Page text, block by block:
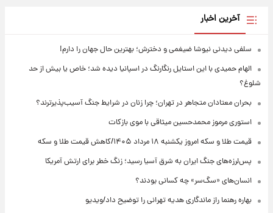
آخرین اخبار
سلفی دیدنی نیوشا ضیغمی و دخترش؛ بهترین حال جهان را دارم!
الهام حمیدی با این استایل رنگارنگ در اسپانیا دیده شد؛ خاص یا بیش از حد
شلوغ؟
بحران معتادان متجاهر در تهران؛ چرا زنان در شرایط جنگ آسیب‌پذیرترند؟
استوری مرموز محمدحسین میثاقی با موی بازکات
قیمت طلا و سکه امروز یکشنبه ۱۸ مرداد ۱۴۰۵/کاهش قیمت طلا و سکه
پس‌لرزه‌های جنگ ایران به شرق آسیا رسید؛ زنگ خطر برای ارتش آمریکا
انسان‌های «سگ‌سر» چه کسانی بودند؟
بهاره رهنما راز ماندگاری هدیه تهرانی را توضیح داد/ویدیو